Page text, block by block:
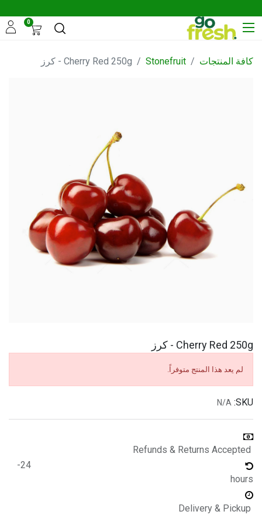
0
كافة المنتجات Stonefruit Cherry Red 250g - كرز
Cherry Red 250g - كرز
لم يعد هذا المنتج متوفراً.
SKU:
N/A
24-
hours